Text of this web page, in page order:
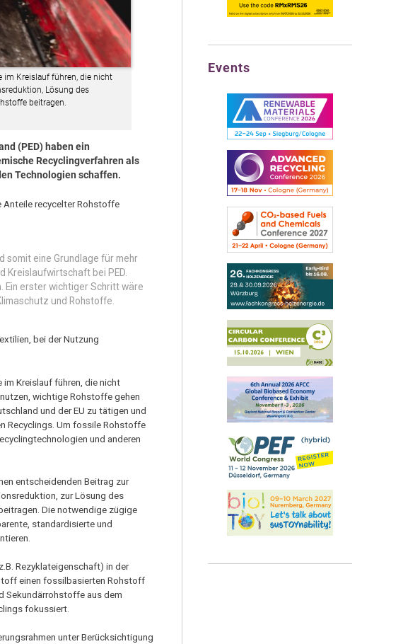
im Kreislauf führen, die nicht
Lösung des
beitragen.
(PED) haben ein
Recyclingverfahren als
Technologien schaffen.
Anteile recycelter Rohstoffe
somit eine Grundlage für mehr
Kreislaufwirtschaft bei PED.
Ein erster wichtiger Schritt wäre
und Rohstoffe.
bei der Nutzung
Kreislauf führen, die nicht
wichtige Rohstoffe gehen
und der EU zu tätigen und
Recyclings. Um fossile Rohstoffe
und anderen
entscheidenden Beitrag zur
zur Lösung des
Die notwendige zügige
standardisierte und
Rezyklateigenschaft) in der
einen fossilbasierten Rohstoff
Sekundärrohstoffe aus dem
fokussiert.
unter Berücksichtigung
Events